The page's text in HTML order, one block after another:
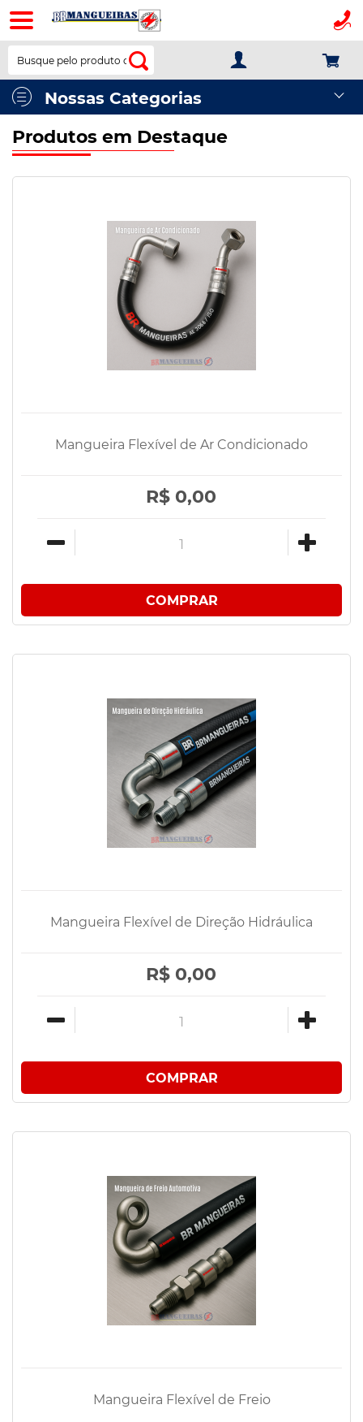
BR
Mangueiras
Nossas Categorias
Produtos em Destaque
Mangueira Flexível de Ar Condicionado
R$ 0,00
Mangueira Flexível de Direção Hidráulica
R$ 0,00
Mangueira Flexível de Freio